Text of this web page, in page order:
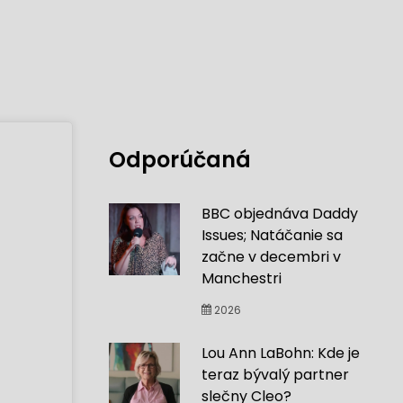
Odporúčaná
BBC objednáva Daddy
Issues; Natáčanie sa
začne v decembri v
Manchestri
2026
Lou Ann LaBohn: Kde je
teraz bývalý partner
slečny Cleo?